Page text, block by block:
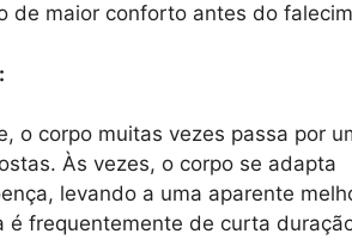
de maior conforto antes do
o corpo muitas vezes passa por
Às vezes, o corpo se adapta
levando a uma aparente
é frequentemente de curta